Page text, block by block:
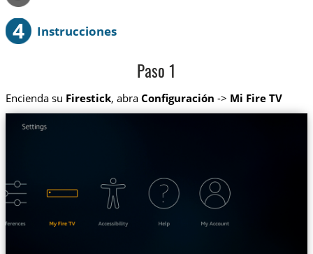
4 Instrucciones
Paso 1
Encienda su Firestick, abra Configuración -> Mi Fire TV